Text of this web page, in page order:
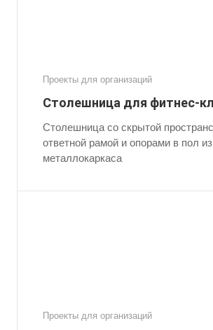
Проекты для организаций
Столешница для фитнес-
Столешница со скрытой
ответной рамой и опорами в пол из
металлокаркаса
Проекты для организаций